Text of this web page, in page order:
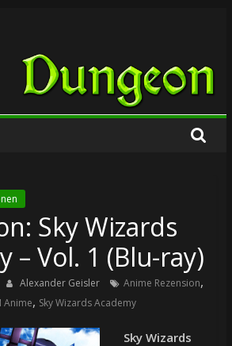
Sky Wizards
– Vol. 1 (Blu-ray)
Alexander Geisler Anime Rezension,
Anime, Sky Wizards Academy
Sky Wizards